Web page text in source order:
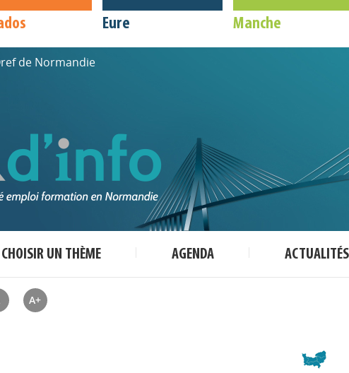
Eure Manche
de Normandie
CHOISIR UN THÈME AGENDA ACTUALITÉS
A+